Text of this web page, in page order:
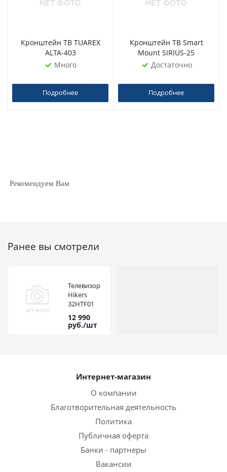
Кронштейн ТВ TUAREX
ALTA-403
Много
Подробнее
Кронштейн ТВ Smart
Mount SIRIUS-25
Достаточно
Подробнее
Рекомендуем Вам
Ранее вы смотрели
Телевизор
Hikers
32HTF01
Smart Tizen
FHD
12 990
руб./шт
Интернет-магазин
О компании
Благотворительная деятельность
Политика
Публичная оферта
Банки - партнеры
Вакансии